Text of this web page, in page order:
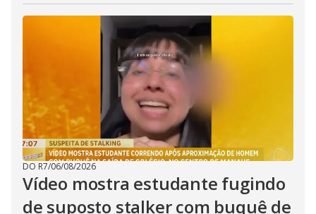
DO R7/06/08/2026
Vídeo mostra estudante fugindo
de suposto stalker com buquê de